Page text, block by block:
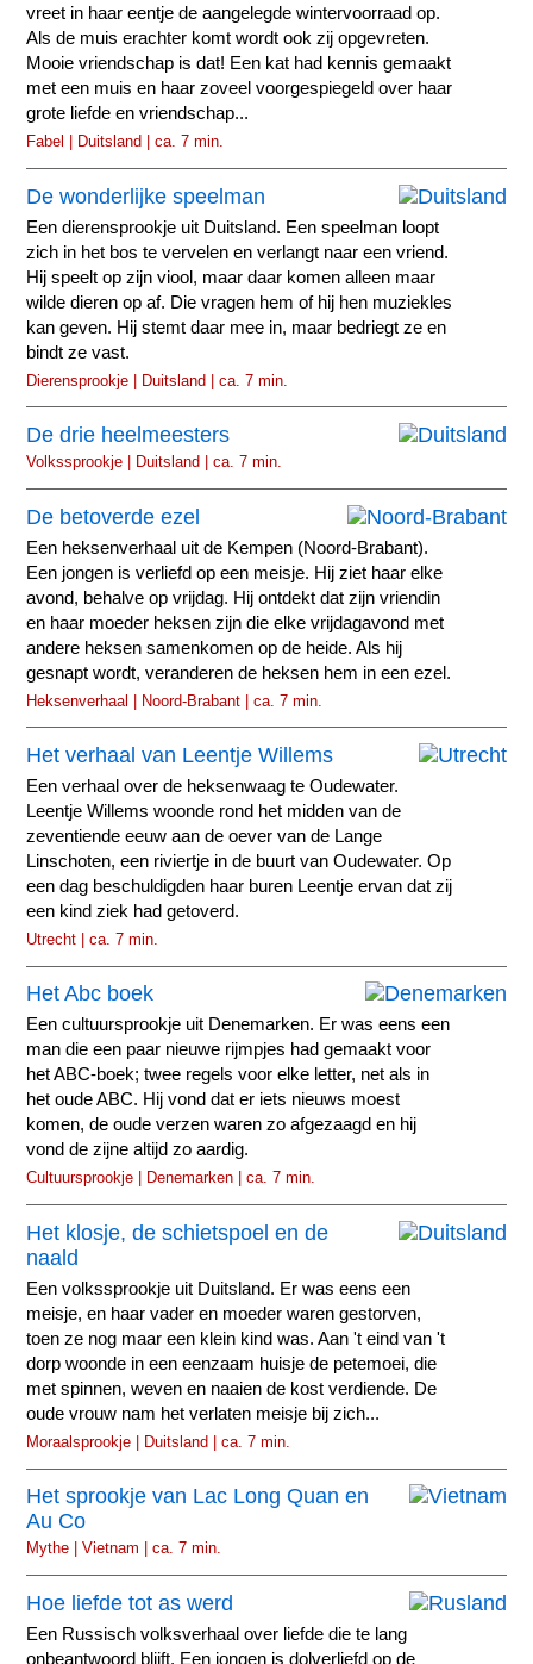
vreet in haar eentje de aangelegde wintervoorraad op.
Als de muis erachter komt wordt ook zij opgevreten.
Mooie vriendschap is dat! Een kat had kennis gemaakt
met een muis en haar zoveel voorgespiegeld over haar
grote liefde en vriendschap...
Fabel | Duitsland | ca. 7 min.
De wonderlijke speelman
Een dierensprookje uit Duitsland. Een speelman loopt
zich in het bos te vervelen en verlangt naar een vriend.
Hij speelt op zijn viool, maar daar komen alleen maar
wilde dieren op af. Die vragen hem of hij hen muziekles
kan geven. Hij stemt daar mee in, maar bedriegt ze en
bindt ze vast.
Dierensprookje | Duitsland | ca. 7 min.
De drie heelmeesters
Volkssprookje | Duitsland | ca. 7 min.
De betoverde ezel
Een heksenverhaal uit de Kempen (Noord-Brabant).
Een jongen is verliefd op een meisje. Hij ziet haar elke
avond, behalve op vrijdag. Hij ontdekt dat zijn vriendin
en haar moeder heksen zijn die elke vrijdagavond met
andere heksen samenkomen op de heide. Als hij
gesnapt wordt, veranderen de heksen hem in een ezel.
Heksenverhaal | Noord-Brabant | ca. 7 min.
Het verhaal van Leentje Willems
Een verhaal over de heksenwaag te Oudewater.
Leentje Willems woonde rond het midden van de
zeventiende eeuw aan de oever van de Lange
Linschoten, een riviertje in de buurt van Oudewater. Op
een dag beschuldigden haar buren Leentje ervan dat zij
een kind ziek had getoverd.
Utrecht | ca. 7 min.
Het Abc boek
Een cultuursprookje uit Denemarken. Er was eens een
man die een paar nieuwe rijmpjes had gemaakt voor
het ABC-boek; twee regels voor elke letter, net als in
het oude ABC. Hij vond dat er iets nieuws moest
komen, de oude verzen waren zo afgezaagd en hij
vond de zijne altijd zo aardig.
Cultuursprookje | Denemarken | ca. 7 min.
Het klosje, de schietspoel en de
naald
Een volkssprookje uit Duitsland. Er was eens een
meisje, en haar vader en moeder waren gestorven,
toen ze nog maar een klein kind was. Aan 't eind van 't
dorp woonde in een eenzaam huisje de petemoei, die
met spinnen, weven en naaien de kost verdiende. De
oude vrouw nam het verlaten meisje bij zich...
Moraalsprookje | Duitsland | ca. 7 min.
Het sprookje van Lac Long Quan en
Au Co
Mythe | Vietnam | ca. 7 min.
Hoe liefde tot as werd
Een Russisch volksverhaal over liefde die te lang
onbeantwoord blijft. Een jongen is dolverliefd op de